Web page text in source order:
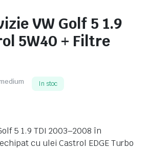
VW Golf 5 1.9
5W40 + Filtre
In stoc
5 1.9 TDI 2003–2008 în
cu ulei Castrol EDGE Turbo